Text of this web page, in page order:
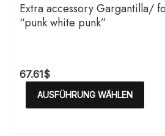
Extra accessory Gargantilla/
“punk white punk”
67.61$
AUSFÜHRUNG WÄHLEN